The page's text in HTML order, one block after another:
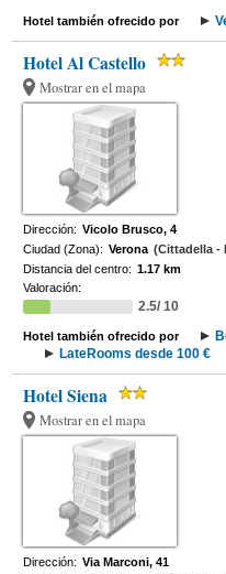
Hotel también ofrecido por
Hotel Al Castello
Mostrar en el mapa
Dirección: Vicolo Brusco, 4
Ciudad (Zona): Verona (Cittadella -
Distancia del centro: 1.17 km
Valoración:
2.5/ 10
Hotel también ofrecido por
LateRooms desde 100 €
Hotel Siena
Mostrar en el mapa
Dirección: Via Marconi, 41